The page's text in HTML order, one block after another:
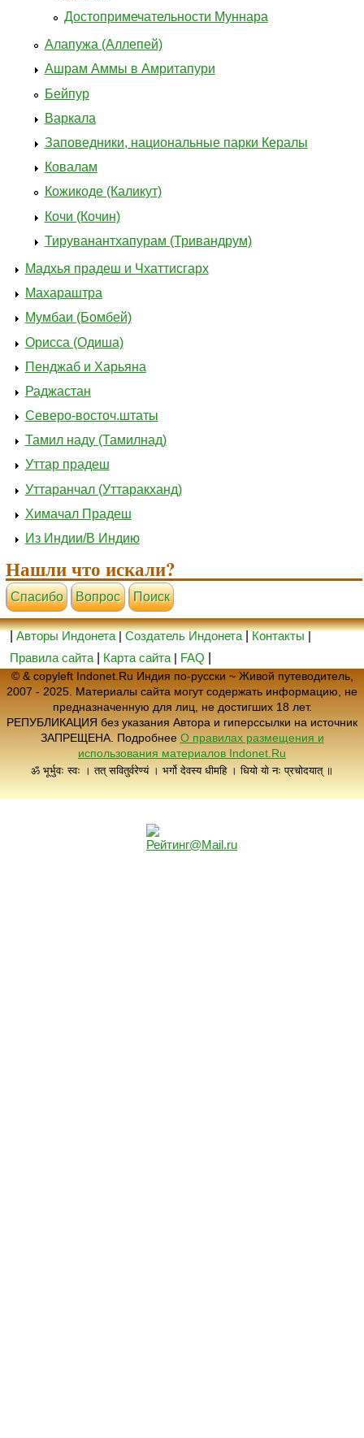
Достопримечательности Муннара
Алапужа (Аллепей)
Ашрам Аммы в Амритапури
Бейпур
Варкала
Заповедники, национальные парки Кералы
Ковалам
Кожикоде (Каликут)
Кочи (Кочин)
Тируванантхапурам (Тривандрум)
Мадхья прадеш и Чхаттисгарх
Махараштра
Мумбаи (Бомбей)
Орисса (Одиша)
Пенджаб и Харьяна
Раджастан
Северо-восточ.штаты
Тамил наду (Тамилнад)
Уттар прадеш
Уттаранчал (Уттаракханд)
Химачал Прадеш
Из Индии/В Индию
Нашли что искали?
Cпасибо Вопрос Поиск
|Авторы Индонета|Создатель Индонета|Контакты|
Правила сайта
Карта сайта | FAQ
© & copyleft Indonet.Ru Индия по-русски ~ Живой путеводитель,
2007 - 2025. Материалы сайта могут содержать информацию, не
предназначенную для лиц, не достигших 18 лет.
РЕПУБЛИКАЦИЯ без указания Автора и гиперссылки на источник
ЗАПРЕЩЕНА. Подробнее О правилах размещения и
использования материалов Indonet.Ru
ॐ भूर्भुवः स्वः । तत् सवितुर्वरेण्यं । भर्गो देवस्य धीमहि । धियो यो नः प्रचोदयात् ॥